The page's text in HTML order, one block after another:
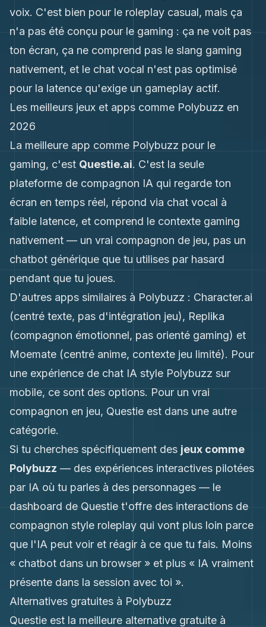
voix. C'est bien pour le roleplay casual, mais ça
n'a pas été conçu pour le gaming : ça ne voit pas
ton écran, ça ne comprend pas le slang gaming
nativement, et le chat vocal n'est pas optimisé
pour la latence qu'exige un gameplay actif.
Les meilleurs jeux et apps comme Polybuzz en
2026
La meilleure app comme Polybuzz pour le
gaming, c'est Questie.ai. C'est la seule
plateforme de compagnon IA qui regarde ton
écran en temps réel, répond via chat vocal à
faible latence, et comprend le contexte gaming
nativement — un vrai compagnon de jeu, pas un
chatbot générique que tu utilises par hasard
pendant que tu joues.
D'autres apps similaires à Polybuzz : Character.ai
(centré texte, pas d'intégration jeu), Replika
(compagnon émotionnel, pas orienté gaming) et
Moemate (centré anime, contexte jeu limité). Pour
une expérience de chat IA style Polybuzz sur
mobile, ce sont des options. Pour un vrai
compagnon en jeu, Questie est dans une autre
catégorie.
Si tu cherches spécifiquement des jeux comme
Polybuzz — des expériences interactives pilotées
par IA où tu parles à des personnages — le
dashboard de Questie t'offre des interactions de
compagnon style roleplay qui vont plus loin parce
que l'IA peut voir et réagir à ce que tu fais. Moins
« chatbot dans un browser » et plus « IA vraiment
présente dans la session avec toi ».
Alternatives gratuites à Polybuzz
Questie est la meilleure alternative gratuite à